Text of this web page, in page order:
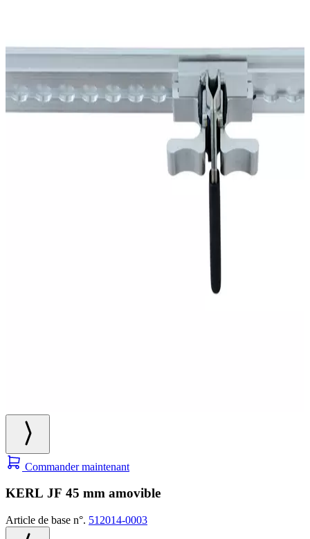
Commander maintenant
KERL JF 45 mm amovible
Article de base n°. 512014-0003